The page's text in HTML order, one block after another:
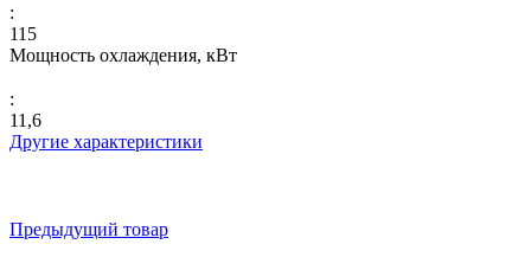
:
115
Мощность охлаждения, кВт
:
11,6
Другие характеристики
Предыдущий товар